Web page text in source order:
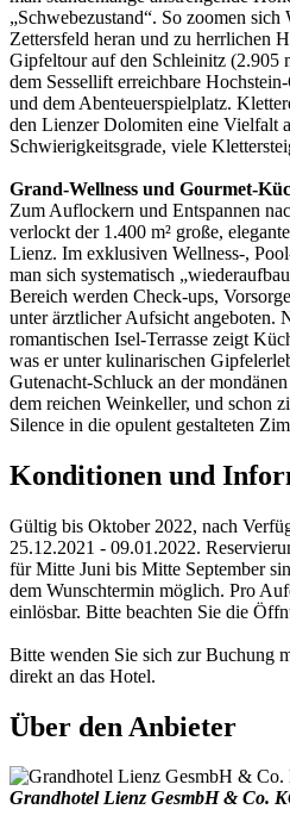
„Schwebezustand“. So zoomen sich
Zettersfeld heran und zu herrlichen
Gipfeltour auf den Schleinitz (2.905
dem Sessellift erreichbare
und dem Abenteuerspielplatz.
den Lienzer Dolomiten eine Vielfalt
Schwierigkeitsgrade, viele
Grand-Wellness und Gourmet-
Zum Auflockern und Entspannen
verlockt der 1.400 m² große,
Lienz. Im exklusiven Wellness-,
man sich systematisch
Bereich werden Check-ups,
unter ärztlicher Aufsicht angeboten.
romantischen Isel-Terrasse zeigt
was er unter kulinarischen
Gutenacht-Schluck an der
dem reichen Weinkeller, und schon
Silence in die opulent gestalteten
Konditionen und
Gültig bis Oktober 2022, nach
25.12.2021 - 09.01.2022.
für Mitte Juni bis Mitte September
dem Wunschtermin möglich. Pro
einlösbar. Bitte beachten Sie die
Bitte wenden Sie sich zur Buchung
direkt an das Hotel.
Über den Anbieter
Grandhotel Lienz GesmbH & Co.